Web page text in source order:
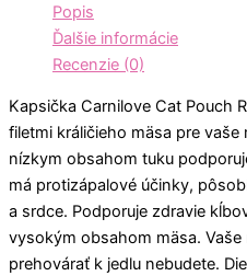
Popis
Ďalšie informácie
Recenzie (0)
Kapsička Carnilove Cat Pouch
filetmi králičieho mäsa pre
nízkym obsahom tuku
má protizápalové účinky,
a srdce. Podporuje zdravie
vysokým obsahom mäsa.
prehovárať k jedlu nebudete.